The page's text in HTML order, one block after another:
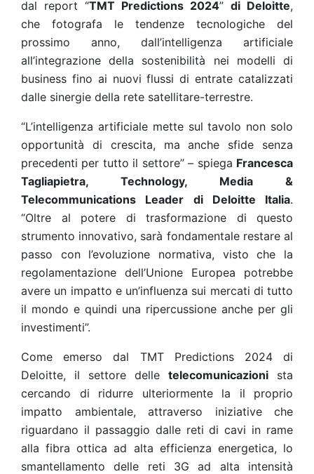
dal report “TMT Predictions 2024” di Deloitte,
che fotografa le tendenze tecnologiche del
prossimo anno, dall’intelligenza artificiale
all’integrazione della sostenibilità nei modelli di
business fino ai nuovi flussi di entrate catalizzati
dalle sinergie della rete satellitare-terrestre.
“L’intelligenza artificiale mette sul tavolo non solo
opportunità di crescita, ma anche sfide senza
precedenti per tutto il settore” – spiega Francesca
Tagliapietra, Technology, Media &
Telecommunications Leader di Deloitte Italia.
“Oltre al potere di trasformazione di questo
strumento innovativo, sarà fondamentale restare al
passo con l’evoluzione normativa, visto che la
regolamentazione dell’Unione Europea potrebbe
avere un impatto e un’influenza sui mercati di tutto
il mondo e quindi una ripercussione anche per gli
investimenti”.
Come emerso dal TMT Predictions 2024 di
Deloitte, il settore delle telecomunicazioni sta
cercando di ridurre ulteriormente la il proprio
impatto ambientale, attraverso iniziative che
riguardano il passaggio dalle reti di cavi in rame
alla fibra ottica ad alta efficienza energetica, lo
smantellamento delle reti 3G ad alta intensità